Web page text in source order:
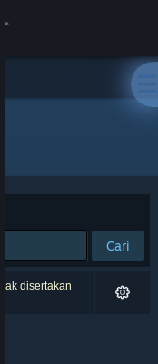
Cari
disertakan